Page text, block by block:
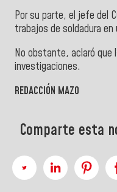
Por su parte, el jefe del
trabajos de soldadura
No obstante, aclaró que
investigaciones.
REDACCIÓN MAZO
Comparte esta